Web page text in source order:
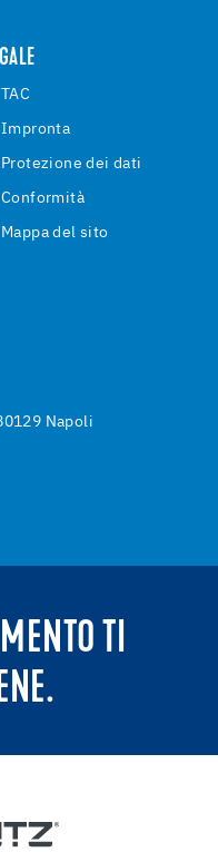
TAC
Impronta
Protezione dei dati
Conformità
Mappa del sito
Napoli
TI